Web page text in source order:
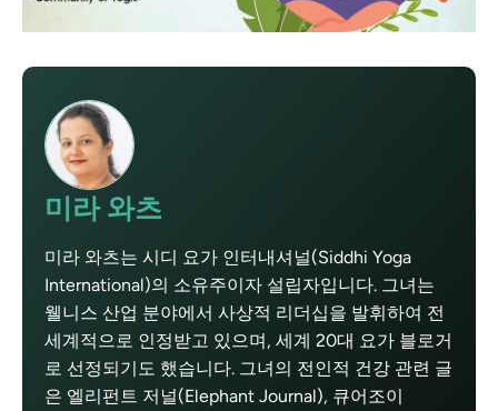
미라 와츠
미라 와츠는 시디 요가 인터내셔널(Siddhi Yoga
International)의 소유주이자 설립자입니다. 그녀는
웰니스 산업 분야에서 사상적 리더십을 발휘하여 전
세계적으로 인정받고 있으며, 세계 20대 요가 블로거
로 선정되기도 했습니다. 그녀의 전인적 건강 관련 글
은 엘리펀트 저널(Elephant Journal), 큐어조이